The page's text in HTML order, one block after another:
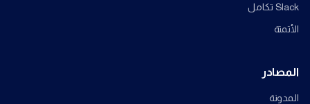
Slack تكامل
الأتمتة
المصادر
المدونة